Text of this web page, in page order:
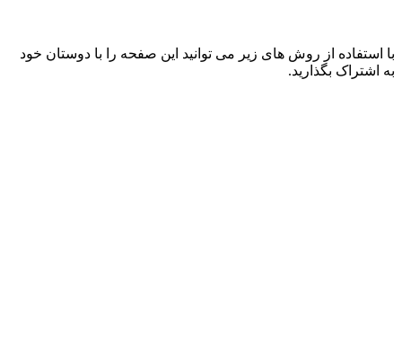
با استفاده از روش های زیر می توانید این صفحه را با دوستان خود
به اشتراک بگذارید.